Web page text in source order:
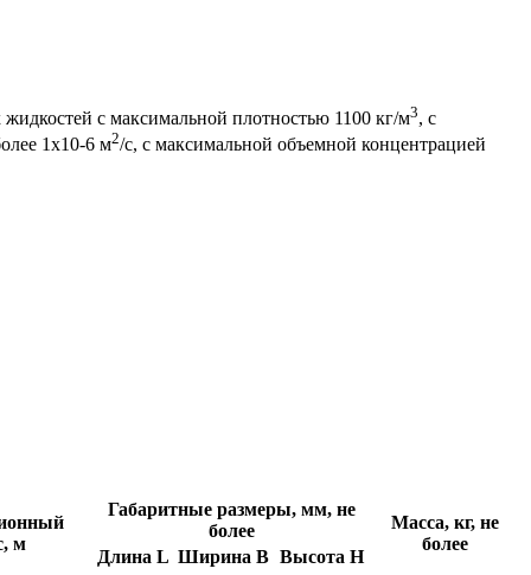
с максимальной плотностью 1100 кг/м3, с
1х10-6 м2/с, с максимальной объемной концентрацией
м
Габаритные размеры, мм, не
более
Масса, кг, не
более
Длина L Ширина B Высота H